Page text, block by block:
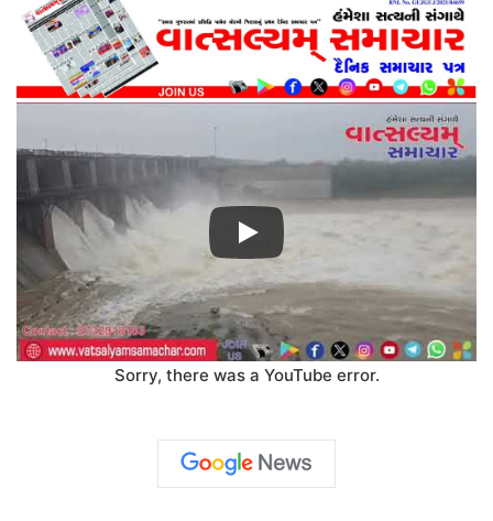
Sorry, there was a YouTube error.